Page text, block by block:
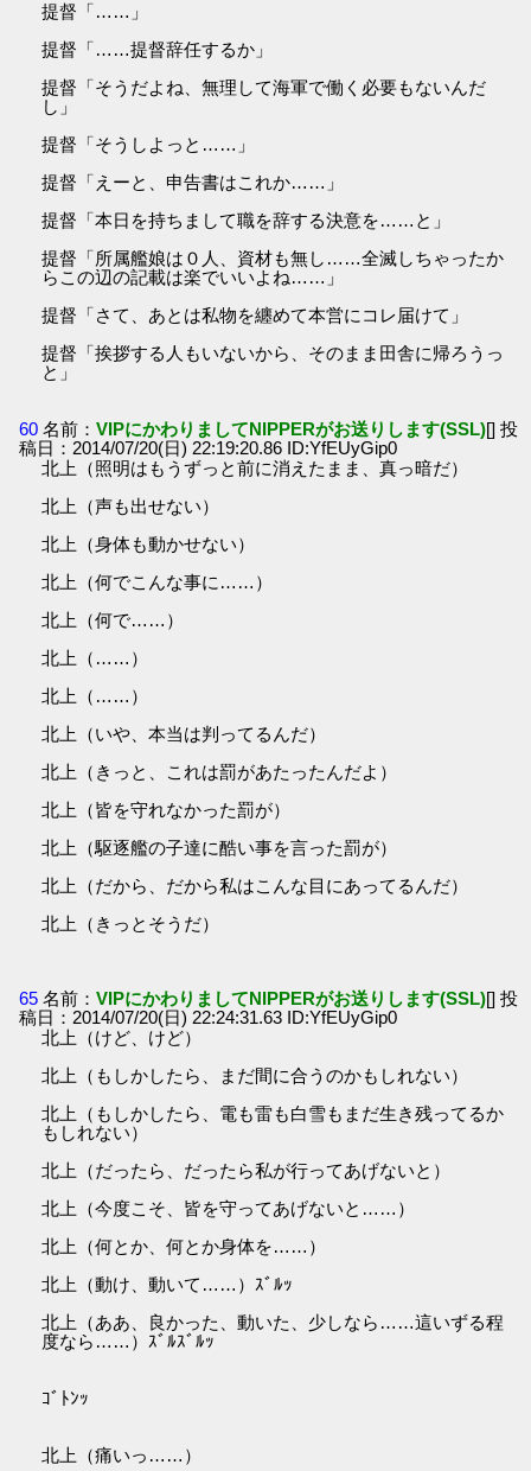
提督「……」
提督「……提督辞任するか」
提督「そうだよね、無理して海軍で働く必要もないんだ
し」
提督「そうしよっと……」
提督「えーと、申告書はこれか……」
提督「本日を持ちまして職を辞する決意を……と」
提督「所属艦娘は０人、資材も無し……全滅しちゃったか
らこの辺の記載は楽でいいよね……」
提督「さて、あとは私物を纏めて本営にコレ届けて」
提督「挨拶する人もいないから、そのまま田舎に帰ろうっ
と」
60 名前：VIPにかわりましてNIPPERがお送りします(SSL)[] 投
稿日：2014/07/20(日) 22:19:20.86 ID:YfEUyGip0
北上（照明はもうずっと前に消えたまま、真っ暗だ）
北上（声も出せない）
北上（身体も動かせない）
北上（何でこんな事に……）
北上（何で……）
北上（……）
北上（……）
北上（いや、本当は判ってるんだ）
北上（きっと、これは罰があたったんだよ）
北上（皆を守れなかった罰が）
北上（駆逐艦の子達に酷い事を言った罰が）
北上（だから、だから私はこんな目にあってるんだ）
北上（きっとそうだ）
65 名前：VIPにかわりましてNIPPERがお送りします(SSL)[] 投
稿日：2014/07/20(日) 22:24:31.63 ID:YfEUyGip0
北上（けど、けど）
北上（もしかしたら、まだ間に合うのかもしれない）
北上（もしかしたら、電も雷も白雪もまだ生き残ってるか
もしれない）
北上（だったら、だったら私が行ってあげないと）
北上（今度こそ、皆を守ってあげないと……）
北上（何とか、何とか身体を……）
北上（動け、動いて……）ｽﾞﾙｯ
北上（ああ、良かった、動いた、少しなら……這いずる程
度なら……）ｽﾞﾙｽﾞﾙｯ
ｺﾞﾄﾝｯ
北上（痛いっ……）